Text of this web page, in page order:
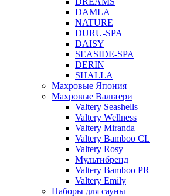
DAMLA
NATURE
DURU-SPA
DAISY
SEASIDE-SPA
DERIN
SHALLA
Махровые Япония
Махровые Вальтери
Valtery Seashells
Valtery Wellness
Valtery Miranda
Valtery Bamboo CL
Valtery Rosy
Мультибренд
Valtery Bamboo PR
Valtery Emily
Наборы для сауны